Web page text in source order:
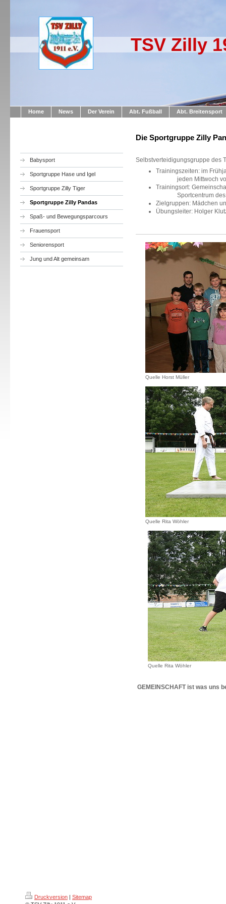
TSV Zilly
Home News Der Verein Abt. Fußball Abt. Breitensport
Babysport
Sportgruppe Hase und Igel
Sportgruppe Zilly Tiger
Sportgruppe Zilly Pandas
Spaß- und Bewegungsparcours
Frauensport
Seniorensport
Jung und Alt gemeinsam
Die Sportgruppe Zilly
Selbstverteidigungsgruppe des
Trainingszeiten: im
jeden Mittwoch von
Trainingsort:
Sportcentrum des
Zielgruppen: Mädchen
Übungsleiter: Holger
Quelle Horst Müller
Quelle Rita Wöhler
Quelle Rita Wöhler
GEMEINSCHAFT ist was uns
Druckversion | Sitemap